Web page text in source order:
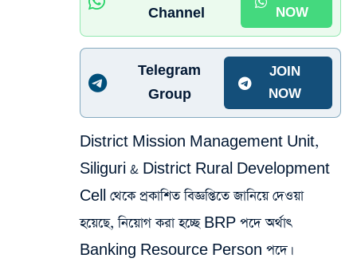
Channel
NOW
Telegram
Group
JOIN
NOW
District Mission Management Unit,
Siliguri & District Rural Development
Cell থেকে প্রকাশিত বিজ্ঞপ্তিতে জানিয়ে দেওয়া
হয়েছে, নিয়োগ করা হচ্ছে BRP পদে অর্থাৎ
Banking Resource Person পদে।